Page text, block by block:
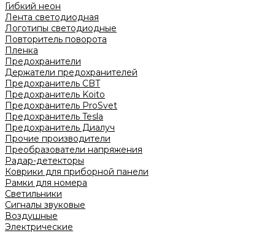
Гибкий неон
Лента светодиодная
Логотипы светодиодные
Повторитель поворота
Пленка
Предохранители
Держатели предохранителей
Предохранитель CBT
Предохранитель Koito
Предохранитель ProSvet
Предохранитель Tesla
Предохранитель Диалуч
Прочие производители
Преобразователи напряжения
Радар-детекторы
Коврики для приборной панели
Рамки для номера
Светильники
Сигналы звуковые
Воздушные
Электрические